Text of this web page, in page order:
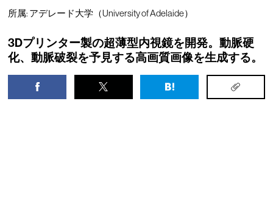
所属: アデレード大学（University of Adelaide）
3Dプリンター製の超薄型内視鏡を開発。動脈硬
化、動脈破裂を予見する高画質画像を生成する。